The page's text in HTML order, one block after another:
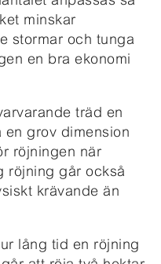
minskar
stormar och tunga
en bra ekonomi
träd en
grov dimension
röjningen när
röjning går också
krävande än
lång tid en röjning